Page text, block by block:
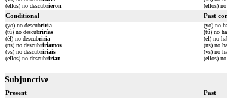
(ellos) no descubrieron
(ellos)
Conditional Past
(yo) no descubriría
(tú) no descubrirías
(él) no descubriría
(ns) no descubriríamos
(vs) no descubriríais
(ellos) no descubrirían
(yo) no
(tú) no
(él) no
(ns) no
(vs) no
(ellos) no
Subjunctive
Present Past